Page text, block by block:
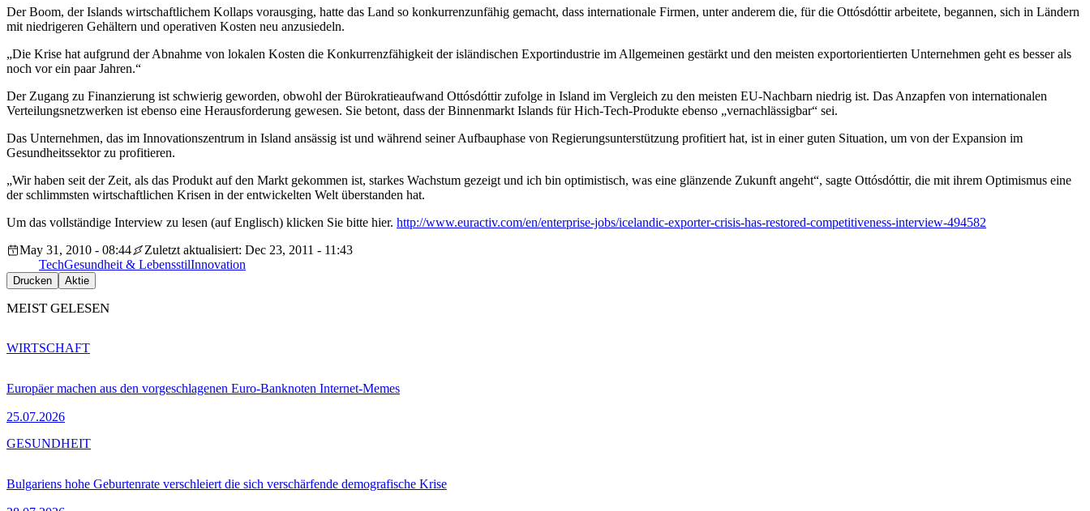
Der Boom, der Islands wirtschaftlichem Kollaps vorausging, hatte das Land so konkurrenzunfähig gemacht, dass internationale Firmen, unter anderem die, für die Ottósdóttir arbeitete, begannen, sich in Ländern
mit niedrigeren Gehältern und operativen Kosten neu anzusiedeln.
„Die Krise hat aufgrund der Abnahme von lokalen Kosten die Konkurrenzfähigkeit der isländischen Exportindustrie im Allgemeinen gestärkt und den meisten exportorientierten Unternehmen geht es besser als
noch vor ein paar Jahren.“
Der Zugang zu Finanzierung ist schwierig geworden, obwohl der Bürokratieaufwand Ottósdóttir zufolge in Island im Vergleich zu den meisten EU-Nachbarn niedrig ist. Das Anzapfen von internationalen
Verteilungsnetzwerken ist ebenso eine Herausforderung gewesen. Sie betont, dass der Binnenmarkt Islands für Hich-Tech-Produkte ebenso „vernachlässigbar“ sei.
Das Unternehmen, das im Innovationszentrum in Island ansässig ist und während seiner Aufbauphase von Regierungsunterstützung profitiert hat, ist in einer guten Situation, um von der Expansion im
Gesundheitssektor zu profitieren.
„Wir haben seit der Zeit, als das Produkt auf den Markt gekommen ist, starkes Wachstum gezeigt und ich bin optimistisch, was eine glänzende Zukunft angeht“, sagte Ottósdóttir, die mit ihrem Optimismus eine
der schlimmsten wirtschaftlichen Krisen in der entwickelten Welt überstanden hat.
Um das vollständige Interview zu lesen (auf Englisch) klicken Sie bitte hier. http://www.euractiv.com/en/enterprise-jobs/icelandic-exporter-crisis-has-restored-competitiveness-interview-494582
May 31, 2010 - 08:44
Zuletzt aktualisiert: Dec 23, 2011 - 11:43
TechGesundheit & LebensstilInnovation
Drucken Aktie
MEIST GELESEN
Europäer machen aus den vorgeschlagenen Euro-Banknoten Internet-Memes
25.07.2026
WIRTSCHAFT
Bulgariens hohe Geburtenrate verschleiert die sich verschärfende demografische Krise
GESUNDHEIT